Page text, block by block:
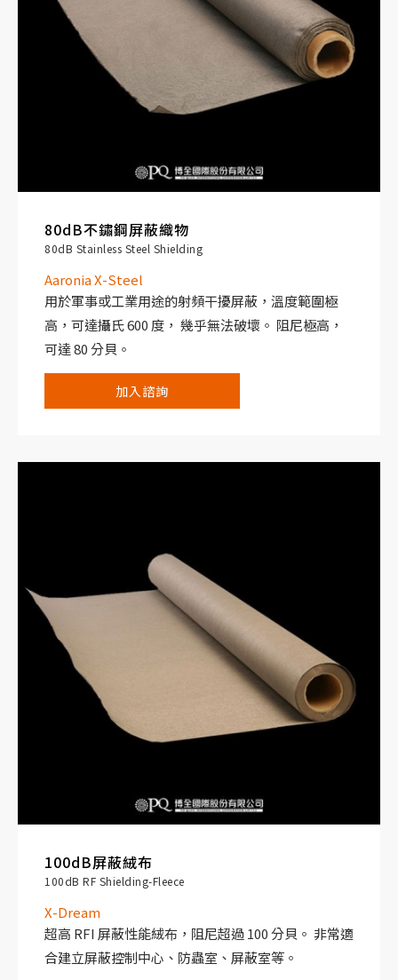
80dB不鏽鋼屏蔽織物
80dB Stainless Steel Shielding
Aaronia X-Steel
用於軍事或工業用途的射頻干擾屏蔽，溫度範圍極
高，可達攝氏 600 度， 幾乎無法破壞。 阻尼極高，
可達 80 分貝。
加入諮詢
100dB屏蔽絨布
100dB RF Shielding-Fleece
X-Dream
超高 RFI 屏蔽性能絨布，阻尼超過 100 分貝。 非常適
合建立屏蔽控制中心、防蟲室、屏蔽室等。